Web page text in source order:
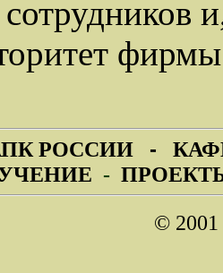
РОССИИ -
-
©